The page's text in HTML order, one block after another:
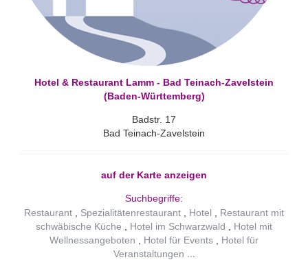
Hotel & Restaurant Lamm - Bad Teinach-Zavelstein
(Baden-Württemberg)
Badstr. 17
Bad Teinach-Zavelstein
auf der Karte anzeigen
Suchbegriffe:
Restaurant
Spezialitätenrestaurant Hotel
Restaurant mit
schwäbische Küche
Hotel im Schwarzwald
Hotel mit
Wellnessangeboten
Hotel für Events
Hotel für
Veranstaltungen